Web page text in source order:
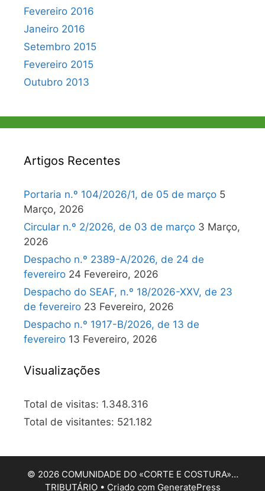
Fevereiro 2016
Janeiro 2016
Setembro 2015
Fevereiro 2015
Outubro 2013
Artigos Recentes
Portaria n.º 104/2026/1, de 05 de março 5
Março, 2026
Circular n.º 2/2026, de 03 de março 3 Março,
2026
Despacho n.º 2389-A/2026, de 24 de
fevereiro 24 Fevereiro, 2026
Despacho do SEAF, n.º 18/2026-XXV, de 23
de fevereiro 23 Fevereiro, 2026
Despacho n.º 1917-B/2026, de 13 de
fevereiro 13 Fevereiro, 2026
Visualizações
Total de visitas: 1.348.316
Total de visitantes: 521.182
© 2026 COMUNIDADE DO «CORTE E COSTURA»…
TRIBUTÁRIO• Criado com GeneratePress